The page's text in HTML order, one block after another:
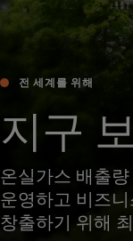
전 세계를 위해
지구
온실가스 배출
운영하고 비즈
창출하기 위해